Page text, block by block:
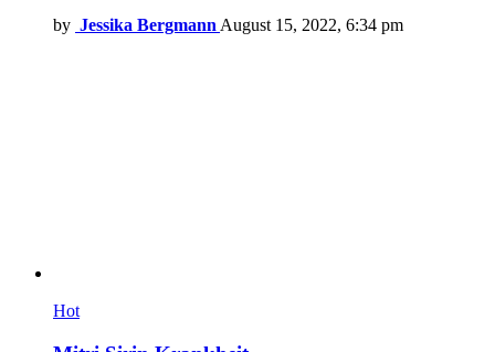
by Jessika Bergmann August 15, 2022, 6:34 pm
Hot